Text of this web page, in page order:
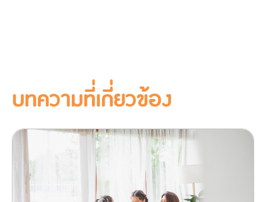
บทความที่เกี่ยวข้อง